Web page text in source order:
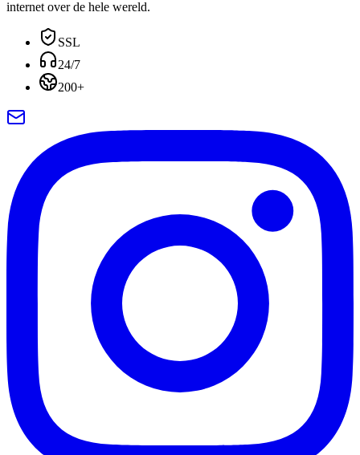
internet over de hele wereld.
SSL
24/7
200+